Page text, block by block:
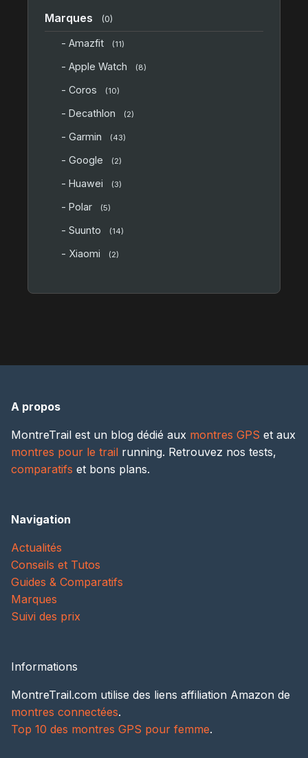
Marques (0)
- Amazfit (11)
- Apple Watch (8)
- Coros (10)
- Decathlon (2)
- Garmin (43)
- Google (2)
- Huawei (3)
- Polar (5)
- Suunto (14)
- Xiaomi (2)
A propos
MontreTrail est un blog dédié aux montres GPS et aux
montres pour le trail running. Retrouvez nos tests,
comparatifs et bons plans.
Navigation
Actualités
Conseils et Tutos
Guides & Comparatifs
Marques
Suivi des prix
Informations
MontreTrail.com utilise des liens affiliation Amazon de
montres connectées.
Top 10 des montres GPS pour femme.